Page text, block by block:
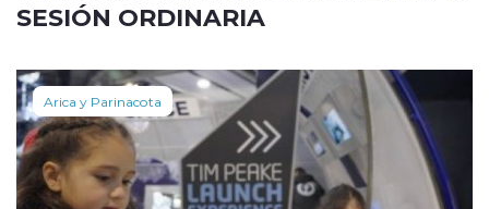
SESIÓN ORDINARIA
Arica y Parinacota